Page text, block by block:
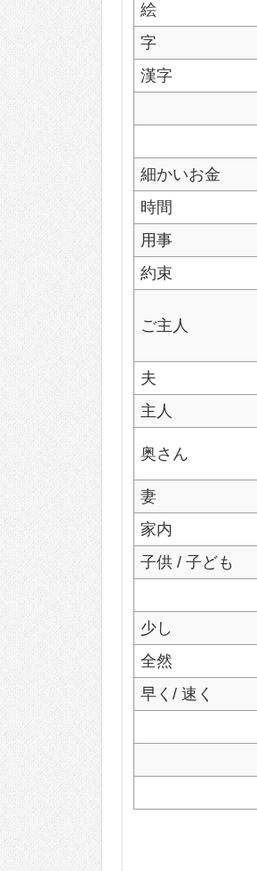
絵
字
漢字
細かいお金
時間
用事
約束
ご主人
夫
主人
奥さん
妻
家内
子供 / 子ども
少し
全然
早く/ 速く